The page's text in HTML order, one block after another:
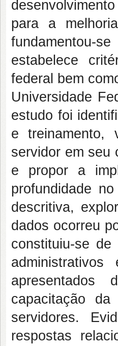
para a
fundamentou-
estabelece
federal bem
Universidade
estudo foi
e treinamento,
servidor em seu
e propor a
profundidade
descritiva,
dados ocorreu
constituiu-se
apresentados
capacitação
servidores.
respostas